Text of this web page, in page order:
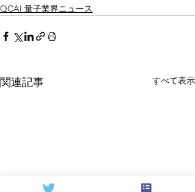
QCAI 量子業界ニュース
関連記事 すべて表示